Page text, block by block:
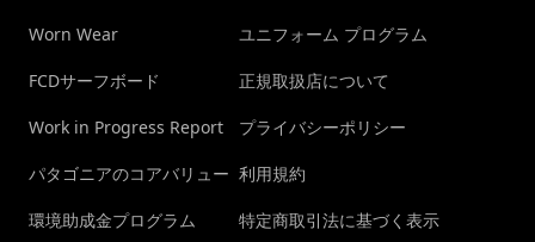
Worn Wear
FCDサーフボード
Work in Progress Report
パタゴニアのコアバリュー
環境助成金プログラム
ユニフォーム プログラム
正規取扱店について
プライバシーポリシー
利用規約
特定商取引法に基づく表示